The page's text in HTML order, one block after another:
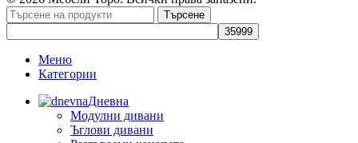
Търсене
Меню
Категории
Дневна
Модулни дивани
Ъглови дивани